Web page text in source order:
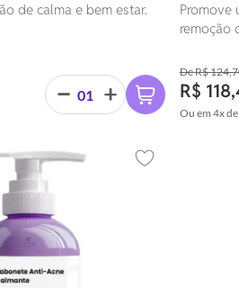
de calma e bem estar.
Promove
remoção
R$
R$
Ou em 4xde
Adicionar aos